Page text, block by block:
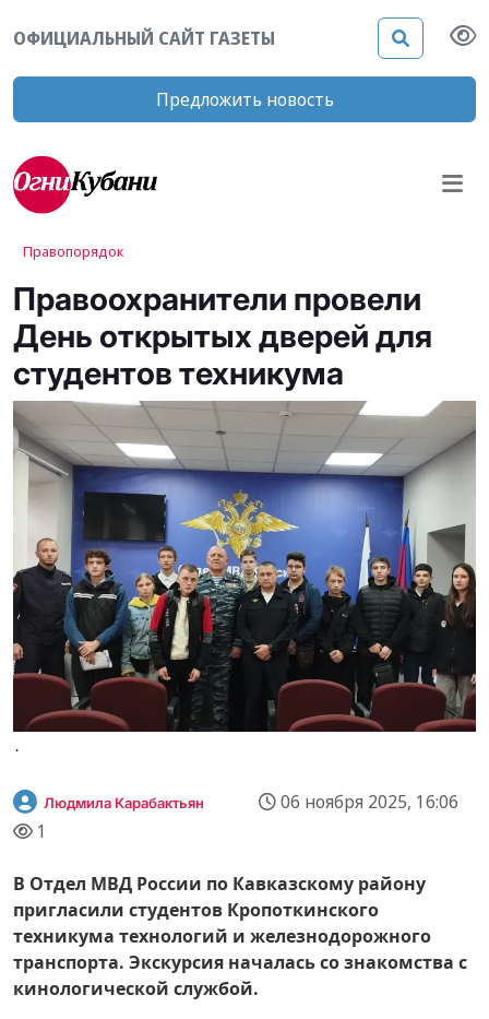
ОФИЦИАЛЬНЫЙ САЙТ ГАЗЕТЫ
Предложить новость
Правопорядок
Правоохранители провели
День открытых дверей для
студентов техникума
.
Людмила Карабактьян
06 ноября 2025, 16:06
1
В Отдел МВД России по Кавказскому району
пригласили студентов Кропоткинского
техникума технологий и железнодорожного
транспорта. Экскурсия началась со знакомства с
кинологической службой.